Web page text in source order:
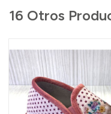
16 Otros